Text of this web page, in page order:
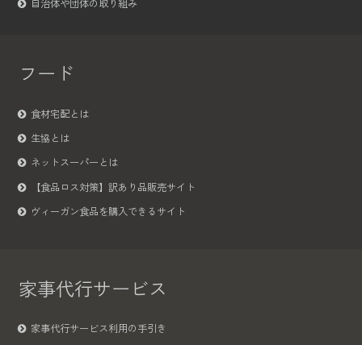
自治体や団体の取り組み
フード
食材宅配とは
生協とは
ネットスーパーとは
【食品ロス対策】訳あり品販売サイト
ヴィーガン食品を購入できるサイト
家事代行サービス
家事代行サービス利用の手引き